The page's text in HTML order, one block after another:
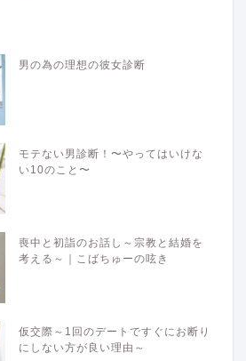
男の為の理想の彼女診断
モテない男診断！〜やってはいけな
い10のこと〜
喪中と初詣のお話し～宗教と結婚を
考える～｜こばちゅーの呟き
仮交際～1回のデートですぐにお断り
にしない方が良い理由～